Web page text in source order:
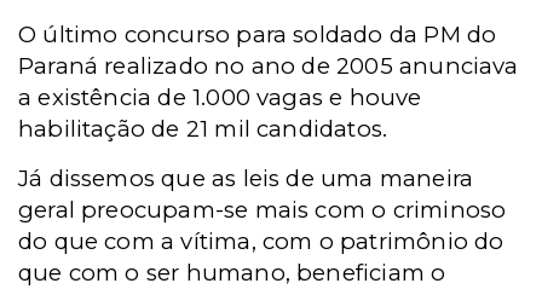
O último concurso para soldado da PM do
Paraná realizado no ano de 2005 anunciava
a existência de 1.000 vagas e houve
habilitação de 21 mil candidatos.
Já dissemos que as leis de uma maneira
geral preocupam-se mais com o criminoso
do que com a vítima, com o patrimônio do
que com o ser humano, beneficiam o